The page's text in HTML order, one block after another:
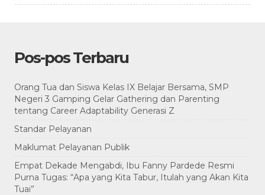
Pos-pos Terbaru
Orang Tua dan Siswa Kelas IX Belajar Bersama, SMP
Negeri 3 Gamping Gelar Gathering dan Parenting
tentang Career Adaptability Generasi Z
Standar Pelayanan
Maklumat Pelayanan Publik
Empat Dekade Mengabdi, Ibu Fanny Pardede Resmi
Purna Tugas: “Apa yang Kita Tabur, Itulah yang Akan Kita
Tuai”